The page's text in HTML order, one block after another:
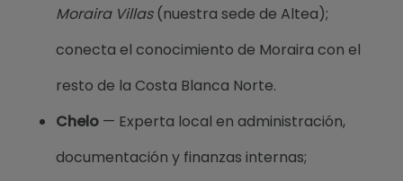
Moraira Villas(nuestra sede de Altea);
conecta el conocimiento de Moraira con el
resto de la Costa Blanca Norte.
Chelo — Experta local en administración,
documentación y finanzas internas;